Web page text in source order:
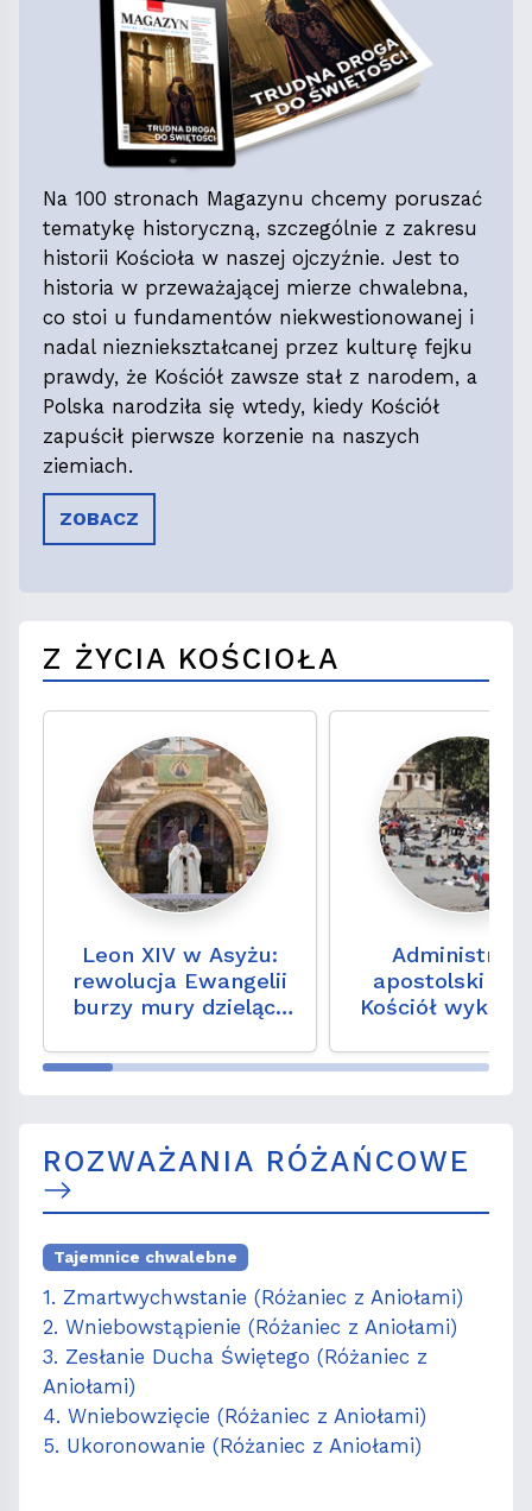
Na 100 stronach Magazynu chcemy poruszać
tematykę historyczną, szczególnie z zakresu
historii Kościoła w naszej ojczyźnie. Jest to
historia w przeważającej mierze chwalebna,
co stoi u fundamentów niekwestionowanej i
nadal niezniekształcanej przez kulturę fejku
prawdy, że Kościół zawsze stał z narodem, a
Polska narodziła się wtedy, kiedy Kościół
zapuścił pierwsze korzenie na naszych
ziemiach.
ZOBACZ
Z ŻYCIA KOŚCIOŁA
Leon XIV w Asyżu:
rewolucja Ewangelii
burzy mury dzielące
apostolski
Kościół
obliczu
ROZWAŻANIA RÓŻAŃCOWE
Tajemnice chwalebne
1. Zmartwychwstanie (Różaniec z Aniołami)
2. Wniebowstąpienie (Różaniec z Aniołami)
3. Zesłanie Ducha Świętego (Różaniec z
Aniołami)
4. Wniebowzięcie (Różaniec z Aniołami)
5. Ukoronowanie (Różaniec z Aniołami)